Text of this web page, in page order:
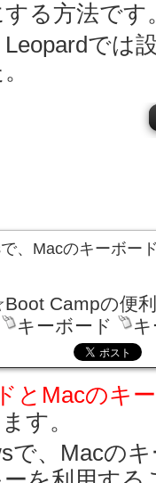
る方法です
では
、Macのキーボー
Campの便
キーボード
とMacのキ
す。
で、Macの